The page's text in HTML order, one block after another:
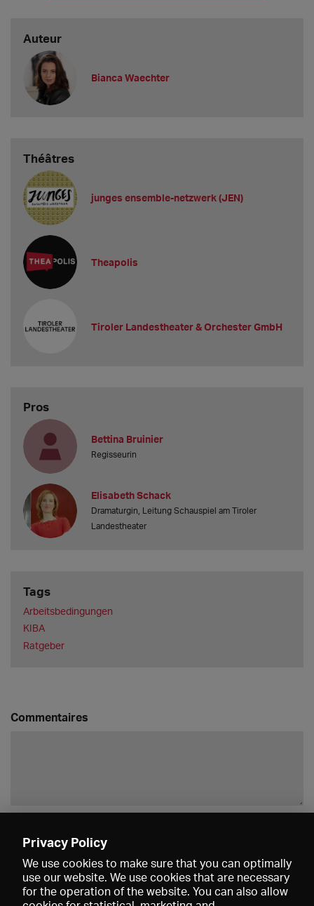
KIBA-Infos im Überblick
1. Vakanzen und Gagen
Gibt es bei Ihnen aktuell Vakanzen?
Nein, derzeit ist das Ensemble voll besetzt.
Welche Mindestgage bieten Sie Berufsanfänger*innen
derzeit an? Ist die Gage verhandelbar?
Auteur
Bianca Waechter
Théâtres
junges ensemble-netzwerk (JEN)
Theapolis
Tiroler Landestheater & Orchester GmbH
Pros
Bettina Bruinier
Regisseurin
Elisabeth Schack
Dramaturgin, Leitung Schauspiel am Tiroler
Landestheater
Tags
Arbeitsbedingungen
KIBA
Ratgeber
Commentaires
Privacy Policy
We use cookies to make sure that you can optimally
use our website. We use cookies that are necessary
for the operation of the website. You can also allow